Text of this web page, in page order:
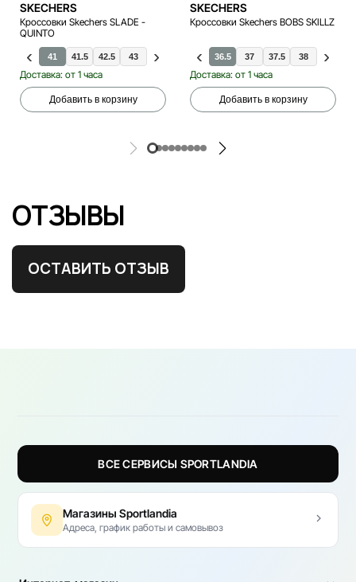
SKECHERS
Кроссовки Skechers SLADE -
QUINTO
41 41.5 42.5 43 44 46 48.5 40 42 47.5
Доставка: от 1 часа
Добавить в корзину
SKECHERS
Кроссовки Skechers BOBS SKILLZ
36.5 37 37.5 38 38.5
Доставка: от 1 часа
Добавить в корзину
ОТЗЫВЫ
ОСТАВИТЬ ОТЗЫВ
ВСЕ СЕРВИСЫ SPORTLANDIA
Магазины Sportlandia
Адреса, график работы и самовывоз